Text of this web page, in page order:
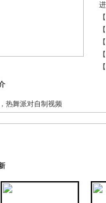
热舞派对自制视频